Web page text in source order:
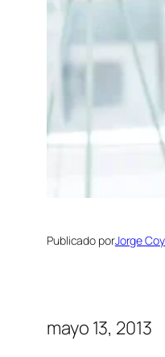
Publicado porJorge
mayo 13, 2013